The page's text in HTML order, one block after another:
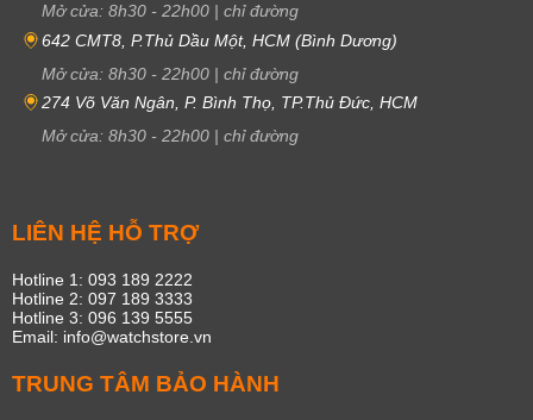
Mở cửa: 8h30 - 22h00 | chỉ đường
642 CMT8, P.Thủ Dầu Một, HCM (Bình Dương)
Mở cửa: 8h30 - 22h00 | chỉ đường
274 Võ Văn Ngân, P. Bình Thọ, TP.Thủ Đức, HCM
Mở cửa: 8h30 - 22h00 | chỉ đường
LIÊN HỆ HỖ TRỢ
Hotline 1: 093 189 2222
Hotline 2: 097 189 3333
Hotline 3: 096 139 5555
Email: info@watchstore.vn
TRUNG TÂM BẢO HÀNH